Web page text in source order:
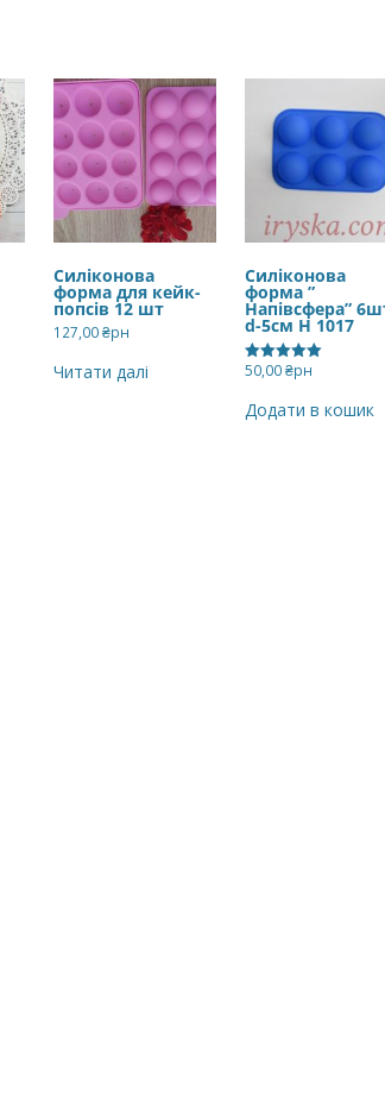
Силіконова
форма для кейк-
попсів 12 шт
127,00₴рн
Читати далі
Силіконова
форма ”
Напівсфера”
d-5см H 1017
Оцінено в
50,00₴рн
Додати в кошик